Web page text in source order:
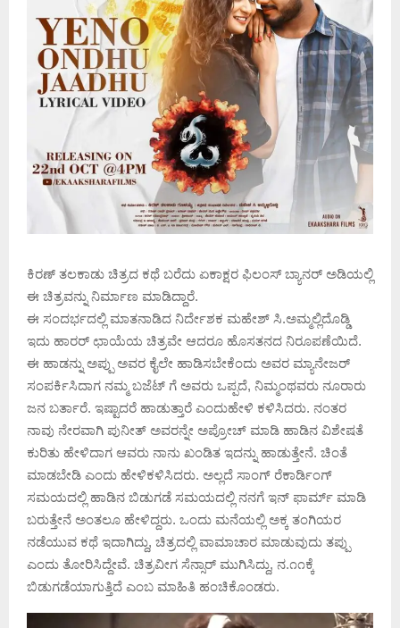
ಕಿರಣ್ ತಲಕಾಡು ಚಿತ್ರದ ಕಥೆ ಬರೆದು ಏಕಾಕ್ಷರ ಫಿಲಂಸ್ ಬ್ಯಾನರ್ ಅಡಿಯಲ್ಲಿ
ಈ ಚಿತ್ರವನ್ನು ನಿರ್ಮಾಣ ಮಾಡಿದ್ದಾರೆ.
ಈ ಸಂದರ್ಭದಲ್ಲಿ ಮಾತನಾಡಿದ ನಿರ್ದೇಶಕ ಮಹೇಶ್ ಸಿ.ಅಮ್ಮಲ್ಲಿದೊಡ್ಡಿ
ಇದು ಹಾರರ್ ಛಾಯೆಯ ಚಿತ್ರವೇ ಆದರೂ ಹೊಸತನದ ನಿರೂಪಣೆಯಿದೆ.
ಈ ಹಾಡನ್ನು ಅಪ್ಪು ಅವರ ಕೈಲೇ ಹಾಡಿಸಬೇಕೆಂದು ಅವರ ಮ್ಯಾನೇಜರ್
ಸಂಪರ್ಕಿಸಿದಾಗ ನಮ್ಮ ಬಜೆಟ್ ಗೆ ಅವರು ಒಪ್ಪದೆ, ನಿಮ್ಮಂಥವರು ನೂರಾರು
ಜನ ಬರ್ತಾರೆ. ಇಷ್ಟಾದರೆ ಹಾಡುತ್ತಾರೆ ಎಂದುಹೇಳಿ ಕಳಿಸಿದರು. ನಂತರ
ನಾವು ನೇರವಾಗಿ ಪುನೀತ್ ಅವರನ್ನೇ ಅಪ್ರೋಚ್ ಮಾಡಿ ಹಾಡಿನ ವಿಶೇಷತೆ
ಕುರಿತು ಹೇಳಿದಾಗ ಆವರು ನಾನು ಖಂಡಿತ ಇದನ್ನು ಹಾಡುತ್ತೇನೆ. ಚಿಂತೆ
ಮಾಡಬೇಡಿ ಎಂದು ಹೇಳಿಕಳಿಸಿದರು. ಅಲ್ಲದೆ ಸಾಂಗ್ ರೆಕಾರ್ಡಿಂಗ್
ಸಮಯದಲ್ಲಿ ಹಾಡಿನ ಬಿಡುಗಡೆ ಸಮಯದಲ್ಲಿ ನನಗೆ ಇನ್ ಫಾರ್ಮ್ ಮಾಡಿ
ಬರುತ್ತೇನೆ ಅಂತಲೂ ಹೇಳಿದ್ದರು. ಒಂದು ಮನೆಯಲ್ಲಿ ಅಕ್ಕ ತಂಗಿಯರ
ನಡೆಯುವ ಕಥೆ ಇದಾಗಿದ್ದು, ಚಿತ್ರದಲ್ಲಿ ವಾಮಾಚಾರ ಮಾಡುವುದು ತಪ್ಪು
ಎಂದು ತೋರಿಸಿದ್ದೇವೆ. ಚಿತ್ರವೀಗ ಸೆನ್ಸಾರ್ ಮುಗಿಸಿದ್ದು, ನ.೧೧ಕ್ಕೆ
ಬಿಡುಗಡೆಯಾಗುತ್ತಿದೆ ಎಂಬ ಮಾಹಿತಿ ಹಂಚಿಕೊಂಡರು.